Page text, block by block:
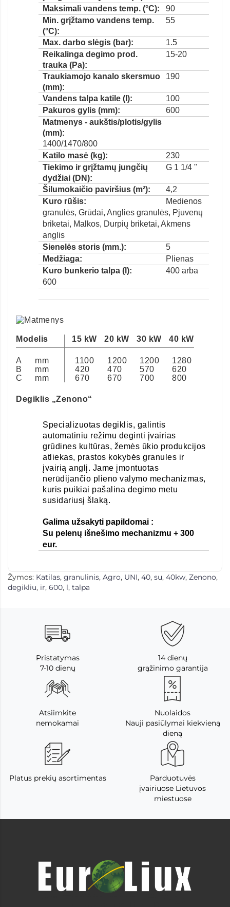
Maksimali vandens temp. (°C):
90
Min. grįžtamo vandens temp.
(°C):
55
Max. darbo slėgis (bar):
1.5
Reikalinga degimo prod.
trauka (Pa):
15-20
Traukiamojo kanalo skersmuo
(mm):
190
Vandens talpa katile (l):
100
Pakuros gylis (mm):
600
Matmenys - aukštis/plotis/gylis
(mm):
1400/1470/800
Katilo masė (kg):
230
Tiekimo ir grįžtamų jungčių
dydžiai (DN):
G 1 1/4 "
Šilumokaičio paviršius (m²):
4,2
Kuro rūšis:
Medienos
granulės, Grūdai, Anglies granulės, Pjuvenų
briketai, Malkos, Durpių briketai, Akmens
anglis
Sienelės storis (mm.):
5
Medžiaga:
Plienas
Kuro bunkerio talpa (l):
400 arba
600
Modelis 15 kW 20 kW 30 kW 40 kW
A mm 1100 1200 1200
1280
B
mm 420 470 570
620
C
mm 670 670 700 800
Degiklis „Zenono“
Specializuotas degiklis, galintis
automatiniu režimu deginti įvairias
grūdines kultūras, žemės ūkio produkcijos
atliekas, prastos kokybės granules ir
įvairią anglį. Jame įmontuotas
nerūdijančio plieno valymo mechanizmas,
kuris puikiai pašalina degimo metu
susidariusį šlaką.
Galima užsakyti papildomai :
Su pelenų išnešimo mechanizmu + 300
eur.
Žymos: Katilas, granulinis, Agro, UNI, 40, su, 40kw, Zenono,
degikliu, ir, 600, l, talpa
Pristatymas
7-10 dienų
14 dienų
grąžinimo garantija
Atsiimkite
nemokamai
Nuolaidos
Nauji pasiūlymai kiekvieną
dieną
Platus prekių asortimentas
Parduotuvės
įvairiuose Lietuvos
miestuose